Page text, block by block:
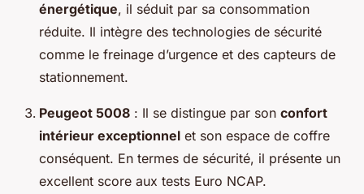
énergétique, il séduit par sa consommation
réduite. Il intègre des technologies de sécurité
comme le freinage d’urgence et des capteurs de
stationnement.
Peugeot 5008 : Il se distingue par son confort
intérieur exceptionnel et son espace de coffre
conséquent. En termes de sécurité, il présente un
excellent score aux tests Euro NCAP.